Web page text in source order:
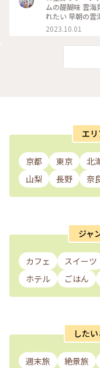
とりっぷ北海
ゾート #日の
ムの醍醐味 雲
れたい 早朝の雲
で 直通バス&フ
さかの4:30発🤣
ができててびっ
雲海を堪能して
海道旅行 #北海
2023.10.01
エ
京都 東京 北
山梨
長野 奈
ジャ
カフェ スイーツ
ホテル
ごはん
した
週末旅 絶景旅